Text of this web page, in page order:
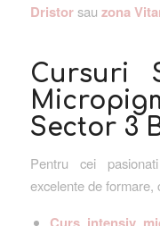
Dristorsau zona
Cursuri
Sector 3
Pentru cei
excelente de formare,